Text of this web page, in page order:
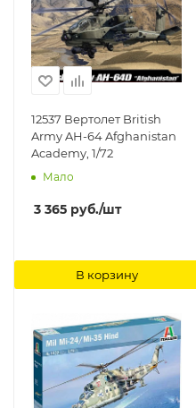
12537 Вертолет British
Army AH-64 Afghanistan
Academy, 1/72
Мало
3 365 руб./шт
В корзину